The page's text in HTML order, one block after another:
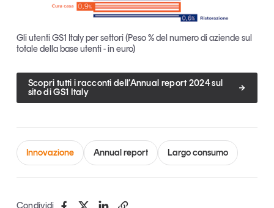
Gli utenti GS1 Italy per settori (Peso % del numero di aziende sul
totale della base utenti - in euro)
Scopri tutti i racconti dell’Annual report 2024 sul
sito di GS1 Italy
Innovazione Annual report Largo consumo
Condividi